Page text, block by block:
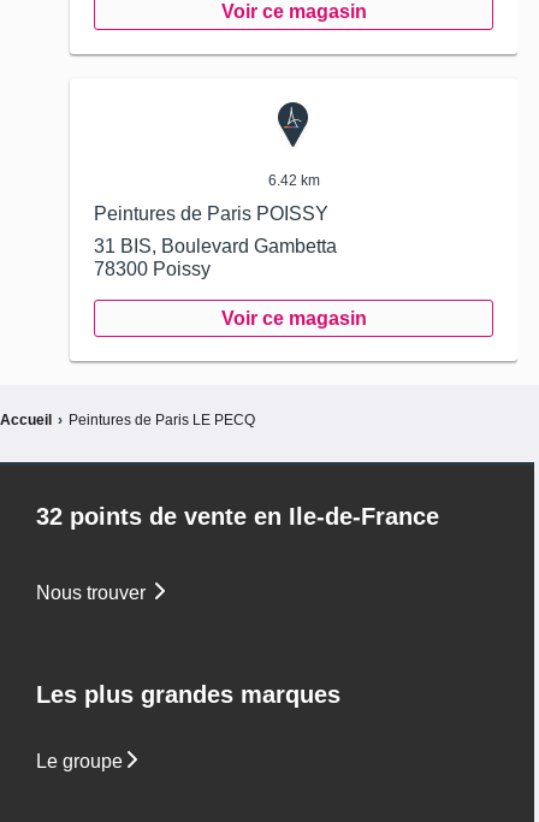
Voir ce magasin
6.42 km
Peintures de Paris POISSY
31 BIS, Boulevard Gambetta
78300 Poissy
Voir ce magasin
Accueil › Peintures de Paris LE PECQ
32 points de vente en Ile-de-France
Nous trouver
Les plus grandes marques
Le groupe